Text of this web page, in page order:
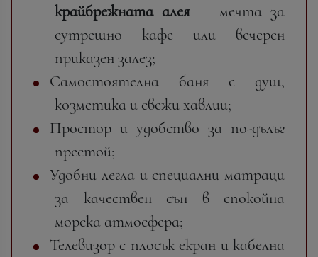
крайбрежната алея— мечта за
сутрешно кафе или вечерен
приказен залез;
Самостоятелна баня с душ,
козметика и свежи хавлии;
Простор и удобство за по-дълъг
престой;
Удобни легла и специални матраци
за качествен сън в спокойна
морска атмосфера;
Телевизор с плосък екран и кабелна